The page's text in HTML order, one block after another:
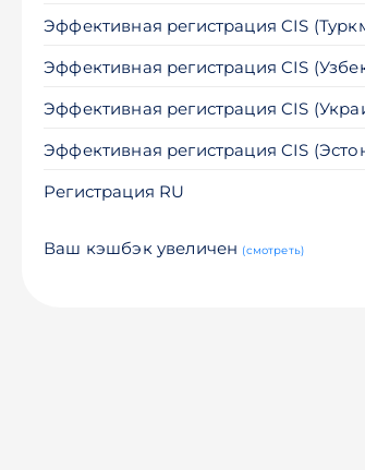
Эффективная регистрация CIS
Эффективная регистрация CIS
Эффективная регистрация CIS
Эффективная регистрация CIS
Регистрация RU
Ваш кэшбэк увеличен (смотреть)